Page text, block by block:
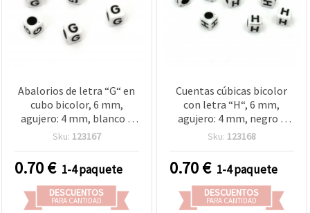
Abalorios de letra “G“ en
cubo bicolor, 6 mm,
agujero: 4 mm, blanco y
negro, 20 g (~95 uds)
Sku: 123167
0.70€ 1-4 paquete
DESCUENTOS
PARA CANTIDAD
Cuentas cúbicas bicolor
con letra “H“, 6 mm,
agujero: 4 mm, negro y
blanco - 20 g (~95 uds)
Sku: 123168
0.70€ 1-4 paquete
DESCUENTOS
PARA CANTIDAD